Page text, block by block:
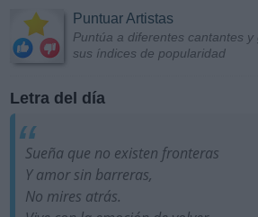
Puntuar Artistas
Puntúa a diferentes cantantes
sus índices de popularidad
Letra del día
Sueña que no existen fronteras
Y amor sin barreras,
No mires atrás.